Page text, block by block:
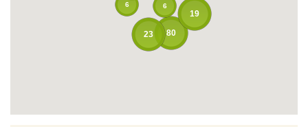
80
19
23
6
6